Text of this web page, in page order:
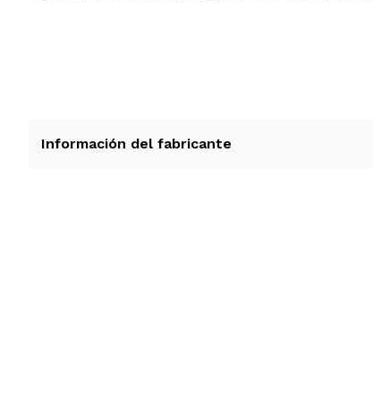
Información del fabricante